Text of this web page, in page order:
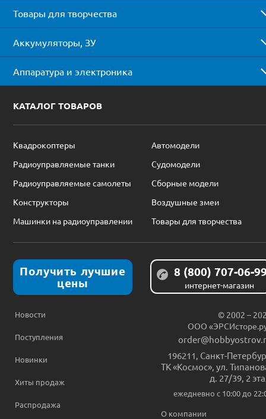
Товары для творчества
Аккумуляторы, ЗУ
Аппаратура и электроника
КАТАЛОГ ТОВАРОВ
Квадрокоптеры
Автомодели
Радиоуправляемые танки
Судомодели
Радиоуправляемые самолеты
Сборные модели
Конструкторы
Воздушные змеи
Машинки на радиоуправлении
Товары для творчества
Получить лучшие
цены
8 (800) 707-06-
интернет-магазин
Новости
Поступления
Новинки
Хиты продаж
Распродажа
© 2002 –
ООО
196211 Санкт-
ТК «Космос», ул.
д. 27/39, 2
ежедневно c 10:00 до
О компании